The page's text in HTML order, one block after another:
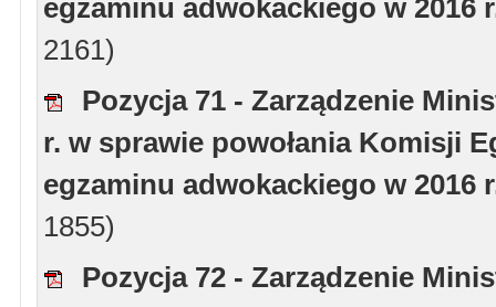
egzaminu adwokackiego w 2016
2161)
Pozycja 71 - Zarządzenie
r. w sprawie powołania Komisji
egzaminu adwokackiego w 2016
1855)
Pozycja 72 - Zarządzenie